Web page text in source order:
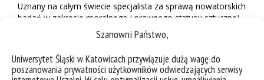
Szanowni Państwo,
Uniwersytet Śląski w Katowicach przywiązuje dużą wagę do
poszanowania prywatności użytkowników odwiedzających serwisy
Uznany na całym świecie specjalista za sprawą nowatorskich
badań w zakresie moralnego i prawnego statusu sztucznej
inteligencji, a także praw robotów. Rozpoznawalne na arenie
międzynarodowej są również jego wysiłki na rzecz
dywersyfikacji teorii i praktyki etyki sztucznej inteligencji, a
także wkład w kształtowanie agendy nowej dziedziny
komunikacji człowiek-maszyna (HMC).